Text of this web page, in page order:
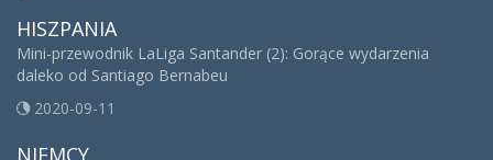
HISZPANIA
Mini-przewodnik LaLiga Santander (2): Gorące wydarzenia
daleko od Santiago Bernabeu
2020-09-11